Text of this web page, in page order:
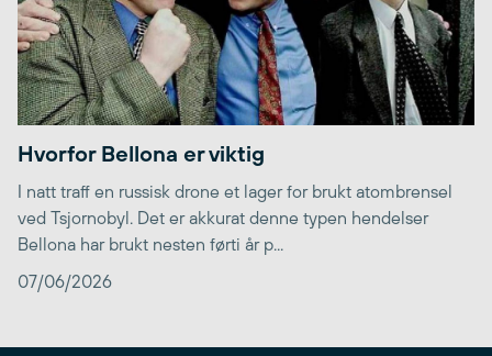
Hvorfor Bellona er viktig
I natt traff en russisk drone et lager for brukt atombrensel
ved Tsjornobyl. Det er akkurat denne typen hendelser
Bellona har brukt nesten førti år p...
07/06/2026